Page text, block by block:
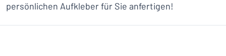
persönlichen Aufkleber für Sie anfertigen!